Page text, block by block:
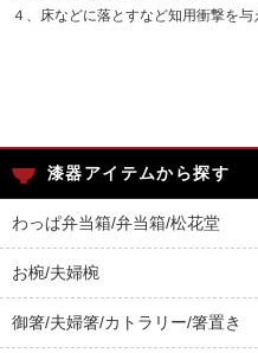
４、床などに落とすなど知用衝撃を与
漆器アイテムから探す
わっぱ弁当箱/弁当箱/松花堂
お椀/夫婦椀
御箸/夫婦箸/カトラリー/箸置き